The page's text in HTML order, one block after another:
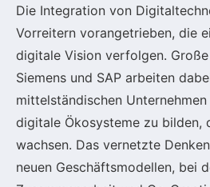
Die Integration von
Vorreitern vorangetrieben, die
digitale Vision verfolgen.
Siemens und SAP arbeiten
mittelständischen Unternehmen
digitale Ökosysteme zu bilden,
wachsen. Das vernetzte
neuen Geschäftsmodellen, bei